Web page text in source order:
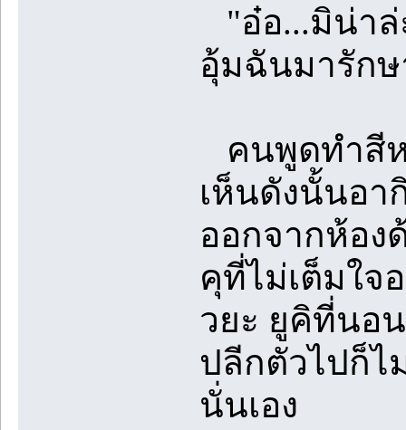
"อ๋อ...มิน่าล่
อุ้มฉันมารัก
คนพูดทำสีห
เห็นดังนั้นอา
ออกจากห้อง
คุที่ไม่เต็มใจ
วยะ ยูคิที่นอ
ปลีกตัวไปก็ไ
นั่นเอง